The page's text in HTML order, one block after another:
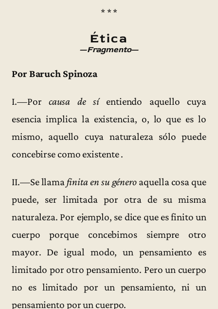
* * *
Ética
—Fragmento—
Por Baruch Spinoza
I.—Por causa de síentiendo aquello cuya
esencia implica la existencia, o, lo que es lo
mismo, aquello cuya naturaleza sólo puede
concebirse como existente .
II.—Se llamafinita en su géneroaquella cosa que
puede, ser limitada por otra de su misma
naturaleza. Por ejemplo, se dice que es finito un
cuerpo porque concebimos siempre otro
mayor. De igual modo, un pensamiento es
limitado por otro pensamiento. Pero un cuerpo
no es limitado por un pensamiento, ni un
pensamiento por un cuerpo.